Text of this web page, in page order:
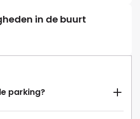
in de buurt
parking?